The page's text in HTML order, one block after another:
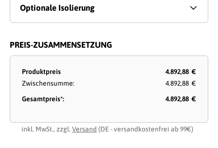
Optionale Isolierung
PREIS-ZUSAMMENSETZUNG
Produktpreis
4.892,88 €
Zwischensumme:
4.892,88 €
Gesamtpreis*:
4.892,88 €
inkl. MwSt., zzgl. Versand (DE - versandkostenfrei ab 99€)